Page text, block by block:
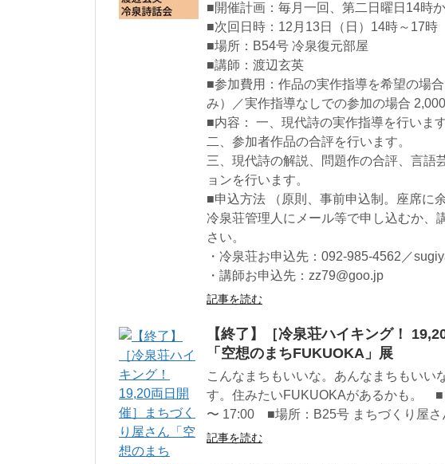
■開催計画：毎月一回、第二日曜日14時か
■次回日時：12月13日（日）14時～17時
■場所：B54号 冷泉復元部屋
■講師：渡辺玄英
■参加費用：作品の実作指導を希望の場
み）／実作指導なしでの参加の場合
■内容： 一、現代詩の実作指導を行います
二、参加者作品の合評を行います。
三、現代詩の解説、問題作の合評、言語
ョンを行います。
■申込方法 （原則、事前申込制。座席に
冷泉荘管理人にメール等で申し込むか、
さい。
・冷泉荘お申込先：092-985-4562／
・講師お申込先：zz79@goo.jp
記事を読む
【終了】［冷泉荘ハイキング！
「空想のまちFUKUOKA」展
こんなまちもいいな。あんなまちもいい
す。住みたいFUKUOKAがあるかも。
〜 17:00 ■場所：B25号 まちづくり屋
記事を読む